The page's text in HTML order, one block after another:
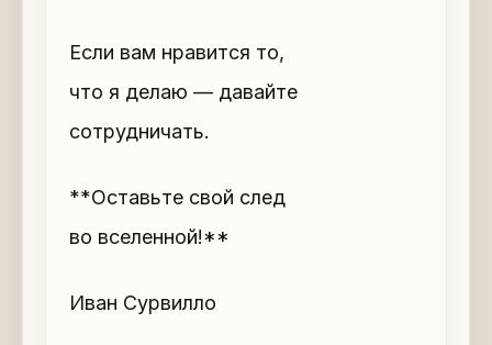
Если вам нравится то,
что я делаю — давайте
сотрудничать.
**Оставьте свой след
во вселенной!**
Иван Сурвилло